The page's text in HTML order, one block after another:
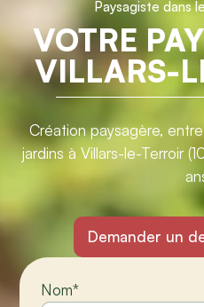
Paysagiste dans
VOTRE
VILLARS-
Création paysagère,
jardins à Villars-le-Terroir
Demander un
Nom*